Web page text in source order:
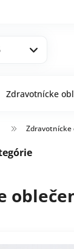
Zdravotnícke
Zdravotnícke